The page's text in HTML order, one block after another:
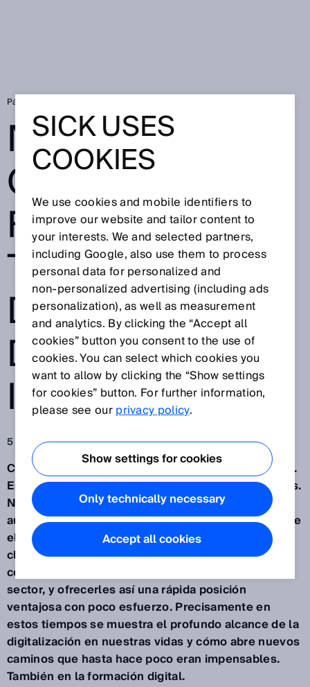
Página de inicio
NUEVAS
OFERTAS DE
FORMACIÓN EN
TORNO A LA
DIGITALIZACIÓN
DE LA
INDUSTRIA
5 jun 2020
Cuarta revolución industrial. Transformación digital.
Estas son palabras mayores para muchas empresas.
No es de extrañar que algunas de ellas muestren
aún recelos. Con la nueva oferta de formación sobre
el tema “Industria 4.0”, SICK desea apoyar a sus
clientes para permitirles que generen la
competencia y los conocimientos técnicos en este
sector, y ofrecerles así una rápida posición
ventajosa con poco esfuerzo. Precisamente en
estos tiempos se muestra el profundo alcance de la
digitalización en nuestras vidas y cómo abre nuevos
caminos que hasta hace poco eran impensables.
También en la formación digital.
SICK USES
COOKIES
We use cookies and mobile identifiers to
improve our website and tailor content to
your interests. We and selected partners,
including Google, also use them to process
personal data for personalized and
non‑personalized advertising (including ads
personalization), as well as measurement
and analytics. By clicking the “Accept all
cookies” button you consent to the use of
cookies. You can select which cookies you
want to allow by clicking the “Show settings
for cookies” button. For further information,
please see ourprivacy policy.
Show settings for cookies
Only technically necessary
Accept all cookies